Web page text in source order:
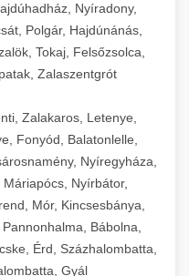
teljes kínálata -
védőburkolatok
a kezelők
és aprítógépek
aprítók,
és fagyasztó
és
egy helyen
a
a telepítés és az
Hosszú távú
folyamatos műszaki
Ön nyugalmát és
működését.
Nyíradony,
Polgár, Hajdúnánás,
Tokaj, Felsőzsolca,
Zalaszentgrót
Zalakaros, Letenye,
Fonyód, Balatonlelle,
Nyíregyháza,
Nyírbátor,
Mór, Kincsesbánya,
Bábolna,
Érd, Százhalombatta,
Gyál